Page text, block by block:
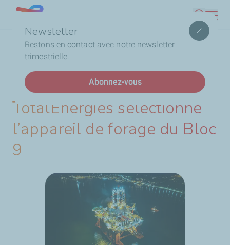
contenu
Newsletter
Restons en contact avec notre newsletter
trimestrielle.
Abonnez-vous
Lebanon
d'Ariane
Accueil
TotalEnergies sélectionne l’appareil de forage du
Bloc 9
DERNIÈRES ACTUALITÉS
TotalEnergies sélectionne
l’appareil de forage du Bloc
9